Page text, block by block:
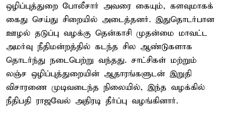
ஒழிப்புத்துறை போலீசார் அவரை கையும், களவுமாகக்
கைது செய்து சிறையில் அடைத்தனர். இதுதொடர்பான
ஊழல் தடுப்பு வழக்கு தென்காசி முதன்மை மாவட்ட
அமர்வு நீதிமன்றத்தில் கடந்த சில ஆண்டுகளாக
தொடர்ந்து நடைபெற்று வந்தது. சாட்சிகள் மற்றும்
லஞ்ச ஒழிப்புத்துறையின் ஆதாரங்களுடன் இறுதி
விசாரணை முடிவடைந்த நிலையில், இந்த வழக்கில்
நீதிபதி ராஜவேல் அதிரடி தீர்ப்பு வழங்கினார்.